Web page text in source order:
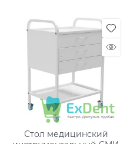
Стол медицинский